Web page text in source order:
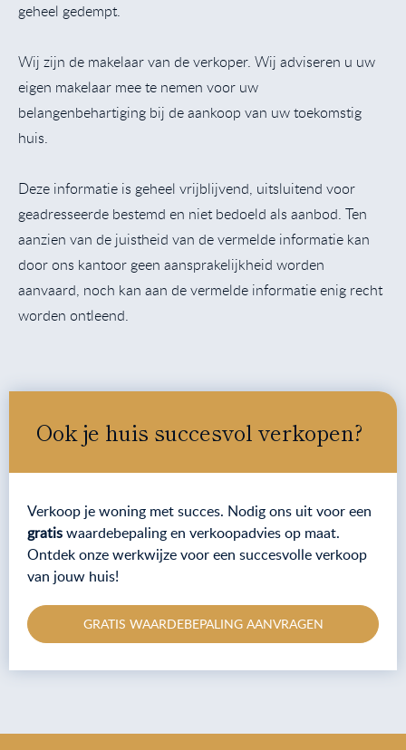
geheel gedempt.
Wij zijn de makelaar van de verkoper. Wij adviseren u uw
eigen makelaar mee te nemen voor uw
belangenbehartiging bij de aankoop van uw toekomstig
huis.
Deze informatie is geheel vrijblijvend, uitsluitend voor
geadresseerde bestemd en niet bedoeld als aanbod. Ten
aanzien van de juistheid van de vermelde informatie kan
door ons kantoor geen aansprakelijkheid worden
aanvaard, noch kan aan de vermelde informatie enig recht
worden ontleend.
Ook je huis succesvol verkopen?
Verkoop je woning met succes. Nodig ons uit voor een
gratiswaardebepaling en verkoopadvies op maat.
Ontdek onze werkwijze voor een succesvolle verkoop
van jouw huis!
GRATIS WAARDEBEPALING AANVRAGEN